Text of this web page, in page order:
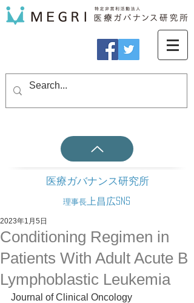
医療ガバナンス研究所
理事長 上昌広SNS
Conditioning Regimen in
Patients With Adult Acute B
Lymphoblastic Leukemia
2023年1月5日
Journal of Clinical Oncology